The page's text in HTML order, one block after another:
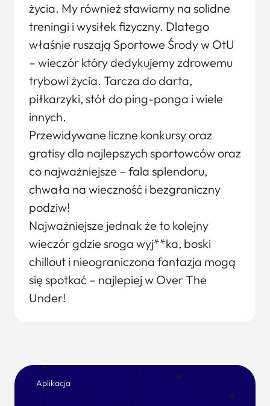
życia. My również stawiamy na solidne
treningi i wysiłek fizyczny. Dlatego
właśnie ruszają Sportowe Środy w OtU
– wieczór który dedykujemy zdrowemu
trybowi życia. Tarcza do darta,
piłkarzyki, stół do ping-ponga i wiele
innych.
Przewidywane liczne konkursy oraz
gratisy dla najlepszych sportowców oraz
co najważniejsze – fala splendoru,
chwała na wieczność i bezgraniczny
podziw!
Najważniejsze jednak że to kolejny
wieczór gdzie sroga wyj**ka, boski
chillout i nieograniczona fantazja mogą
się spotkać – najlepiej w Over The
Under!
Aplikacja